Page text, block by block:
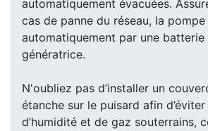
automatiquement évacuées.
cas de panne du réseau, la
automatiquement par une batterie
génératrice.
N'oubliez pas d’installer un
étanche sur le puisard afin d’éviter
d’humidité et de gaz souterrains,